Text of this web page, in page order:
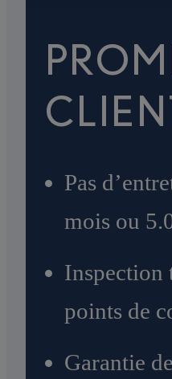
Pas
mois ou
Inspection
points de
Garantie